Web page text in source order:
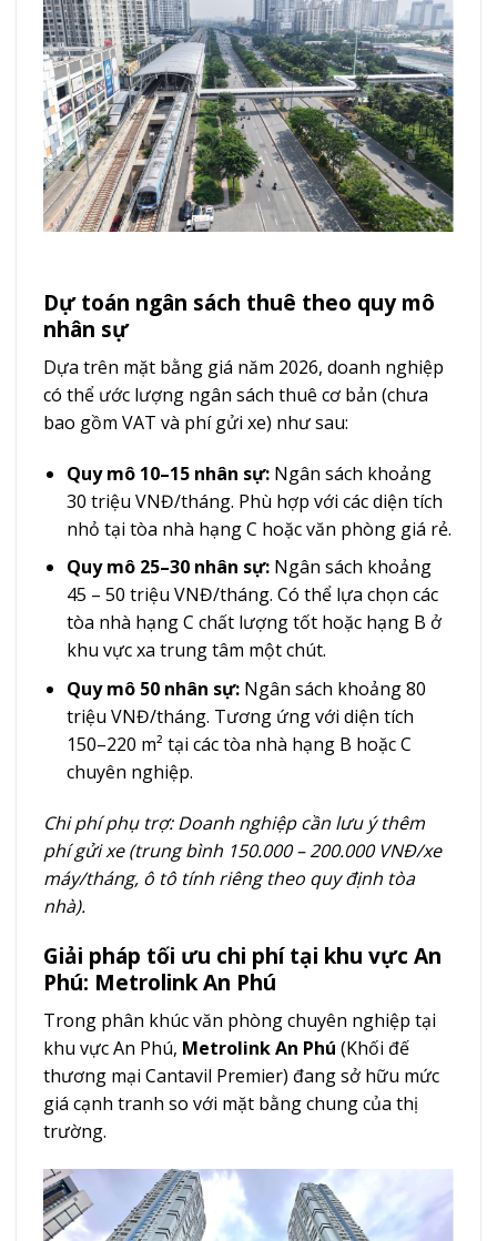
Dự toán ngân sách thuê theo quy mô
nhân sự
Dựa trên mặt bằng giá năm 2026, doanh nghiệp
có thể ước lượng ngân sách thuê cơ bản (chưa
bao gồm VAT và phí gửi xe) như sau:
Quy mô 10–15 nhân sự:Ngân sách khoảng
30 triệu VNĐ/tháng. Phù hợp với các diện tích
nhỏ tại tòa nhà hạng C hoặc văn phòng giá rẻ.
Quy mô 25–30 nhân sự:Ngân sách khoảng
45 – 50 triệu VNĐ/tháng. Có thể lựa chọn các
tòa nhà hạng C chất lượng tốt hoặc hạng B ở
khu vực xa trung tâm một chút.
Quy mô 50 nhân sự:Ngân sách khoảng 80
triệu VNĐ/tháng. Tương ứng với diện tích
150–220 m² tại các tòa nhà hạng B hoặc C
chuyên nghiệp.
Chi phí phụ trợ: Doanh nghiệp cần lưu ý thêm
phí gửi xe (trung bình 150.000 – 200.000 VNĐ/xe
máy/tháng, ô tô tính riêng theo quy định tòa
nhà).
Giải pháp tối ưu chi phí tại khu vực An
Phú: Metrolink An Phú
Trong phân khúc văn phòng chuyên nghiệp tại
khu vực An Phú, Metrolink An Phú (Khối đế
thương mại Cantavil Premier) đang sở hữu mức
giá cạnh tranh so với mặt bằng chung của thị
trường.